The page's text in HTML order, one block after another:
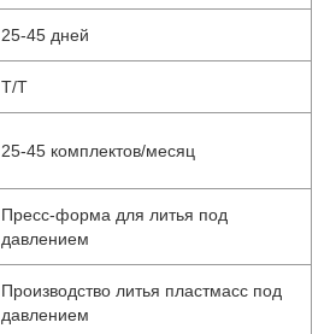
25-45 дней
Т/Т
25-45 комплектов/месяц
Пресс-форма для литья под
давлением
Производство литья пластмасс под
давлением